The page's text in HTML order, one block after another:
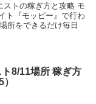
ストの稼ぎ方と攻略 モ
ト『モッピー』で行わ
所をできるだけ毎日
8/11場所 稼ぎ方